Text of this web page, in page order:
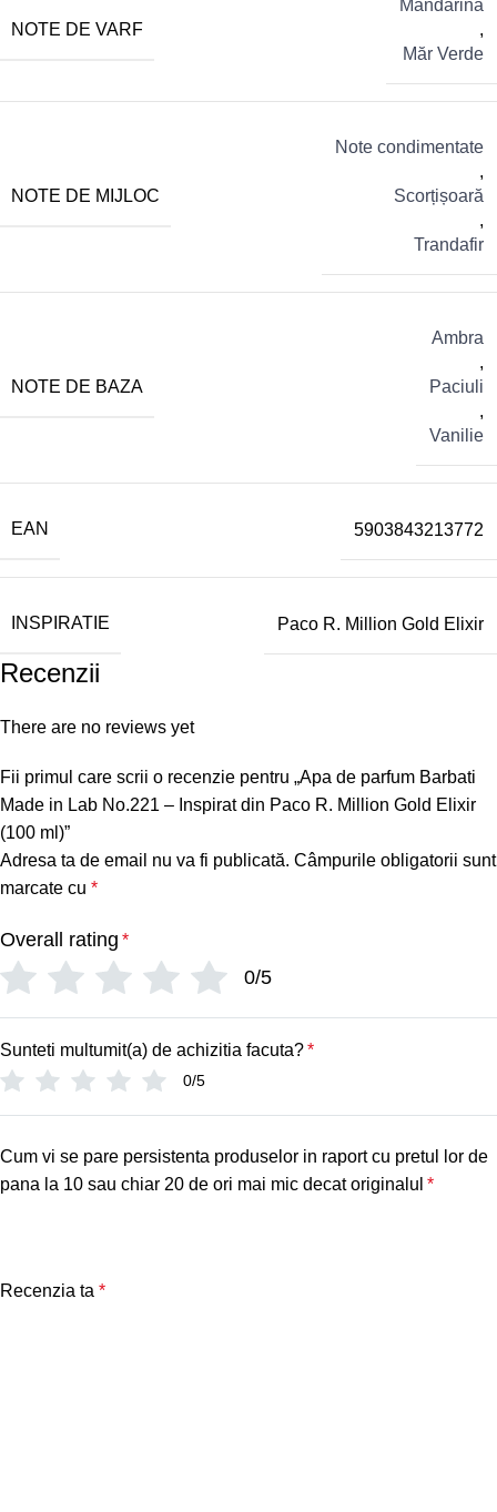
NOTE DE VARF
Mandarină
,
Măr Verde
NOTE DE MIJLOC
Note condimentate
,
Scorțișoară
,
Trandafir
NOTE DE BAZA
Ambra
,
Paciuli
,
Vanilie
EAN 5903843213772
INSPIRATIE Paco R. Million Gold Elixir
Recenzii
There are no reviews yet
Fii primul care scrii o recenzie pentru „Apa de parfum Barbati
Made in Lab No.221 – Inspirat din Paco R. Million Gold Elixir
(100 ml)”
Adresa ta de email nu va fi publicată. Câmpurile obligatorii sunt
marcate cu *
Overall rating *
0/5
Sunteti multumit(a) de achizitia facuta?*
0/5
Cum vi se pare persistenta produselor in raport cu pretul lor de
pana la 10 sau chiar 20 de ori mai mic decat originalul *
Recenzia ta *